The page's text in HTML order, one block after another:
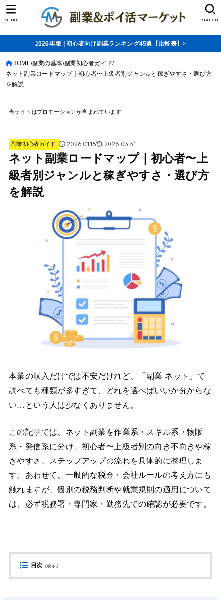
SEARCH
MENU
2026年版 | 初心者向け副業ランキング45選【比較表】>
HOME 副業の基本 副業初心者ガイド
ネット副業ロードマップ｜初心者〜上級者別ジャンルと稼ぎやすさ・選び方
を解説
当サイトはプロモーションが含まれています
副業初心者ガイド 2026.01.15 2026.03.31
ネット副業ロードマップ｜初心者〜上
級者別ジャンルと稼ぎやすさ・選び方
を解説
本業の収入だけでは不安だけれど、「副業 ネット」で
調べても種類が多すぎて、どれを選べばいいか分からな
い…という人は少なくありません。
この記事では、ネット副業を作業系・スキル系・物販
系・発信系に分け、初心者〜上級者別の向き不向きや稼
ぎやすさ、ステップアップの流れを具体的に整理しま
す。あわせて、一般的な税金・会社ルールの考え方にも
触れますが、個別の税務判断や就業規則の適用について
は、必ず税務署・専門家・勤務先での確認が必要です。
目次 [表示]